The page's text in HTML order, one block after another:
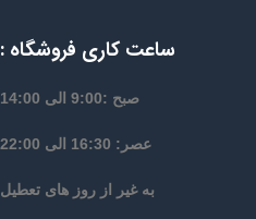
ساعت کاری فروشگاه :
صبح :9:00 الی 14:00
عصر: 16:30 الی 22:00
به غیر از روز های تعطیل